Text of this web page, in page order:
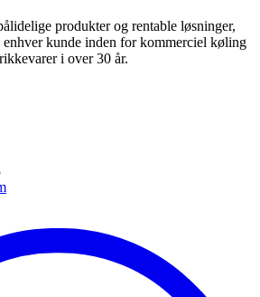
produkter og rentable løsninger,
kunde inden for kommerciel køling
i over 30 år.